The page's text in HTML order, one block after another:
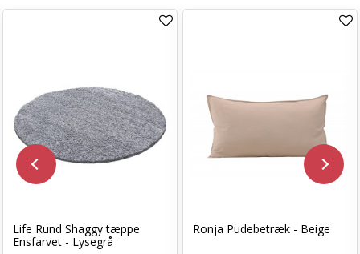
Life Rund Shaggy tæppe
Ensfarvet - Lysegrå
Ronja Pudebetræk - Beige